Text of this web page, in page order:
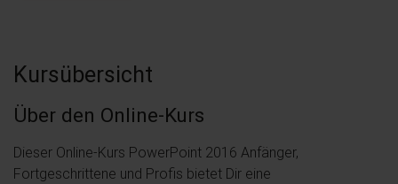
Kursübersicht
Über den Online-Kurs
Dieser Online-Kurs PowerPoint 2016 Anfänger,
Fortgeschrittene und Profis bietet Dir eine